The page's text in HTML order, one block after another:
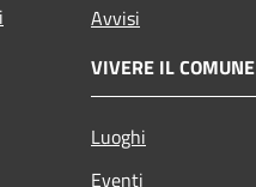
Avvisi
VIVERE IL COMUNE
Luoghi
Eventi